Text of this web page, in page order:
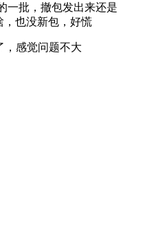
一批，撤包发出来还是
，也没新包，好慌
，感觉问题不大